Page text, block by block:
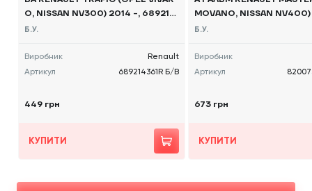
O, NISSAN NV300) 2014 -, 689214
361R Б/В
Б.У.
Виробник
Renault
Артикул
689214361R Б/В
449 грн
КУПИТИ
MOVANO, NISSAN
8200735337 Б/В
Б.У.
Виробник
Артикул
673 грн
КУПИТИ